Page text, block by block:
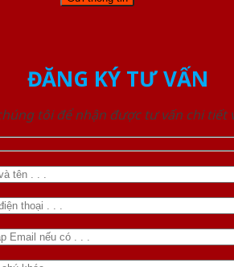
ĐĂNG KÝ TƯ VẤN
tôi để nhận được tư vấn chi tiết